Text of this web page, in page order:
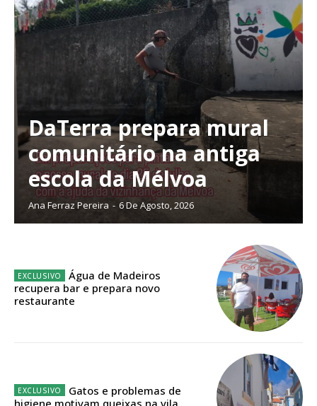
Planos de Assinatura
Faça-se assinante do Região de Cister e ajude-nos a manter este serviço
Sendo assinante terá acesso a todos os conteúdos exclusivos e versões
Escolha o plano de assinatura desejado:
32€
DaTerra prepara mural
comunitário na antiga
escola da Mélvoa
Ana Ferraz Pereira - 6 De Agosto, 2026
Água de Madeiros
recupera bar e prepara novo
restaurante
Gatos e problemas de
higiene motivam queixas na vila